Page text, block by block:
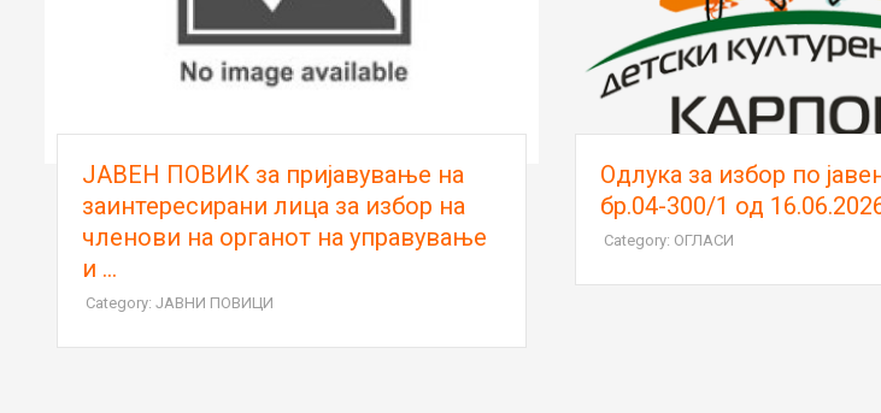
ЈАВЕН ПОВИК за пријавување на
заинтересирани лица за избор на
членови на органот на управување
и ...
Category: ЈАВНИ ПОВИЦИ
Oдлука за избор по
бр.04-300/1 од
Category: ОГЛАСИ